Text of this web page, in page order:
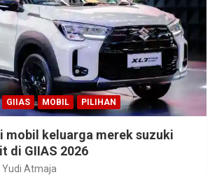
GIIAS MOBIL PILIHAN
mobil keluarga merek suzuki
di GIIAS 2026
Yudi Atmaja